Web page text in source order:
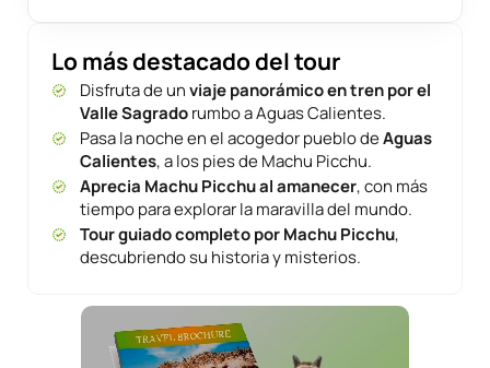
Lo más destacado del tour
Disfruta de unviaje panorámico en tren por el
Valle Sagradorumbo a Aguas Calientes.
Pasa la noche en el acogedor pueblo deAguas
Calientes, a los pies de Machu Picchu.
Aprecia Machu Picchu al amanecer, con más
tiempo para explorar la maravilla del mundo.
Tour guiado completo por Machu Picchu,
descubriendo su historia y misterios.